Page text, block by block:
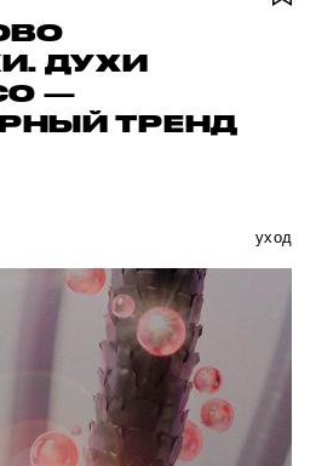
ДУХИ
—
ТРЕНД
уход